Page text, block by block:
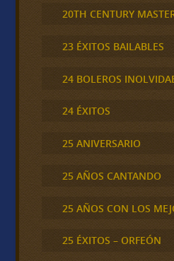
20TH CENTURY
23 ÉXITOS BAILABLES
24 BOLEROS
24 ÉXITOS
25 ANIVERSARIO
25 AÑOS CANTANDO
25 AÑOS CON LOS
25 ÉXITOS – ORFEÓN